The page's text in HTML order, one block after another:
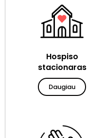
Hospiso
stacionaras
Daugiau